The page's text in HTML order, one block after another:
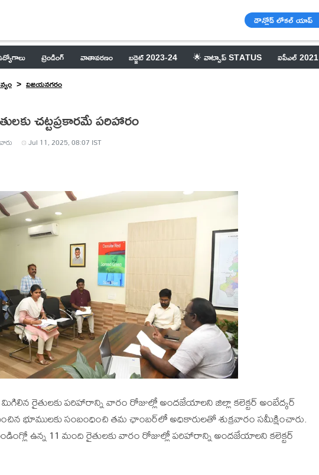
డౌన్లోడ్ లోకల్ యాప్
ట్రెండింగ్ వాతావరణం బడ్జెట్ 2023-24 🌟 వాట్సాప్ STATUS ఐపీఎల్ 2021
విజయనగరం
చ‌ట్ట‌ప్ర‌కార‌మే ప‌రిహారం
Jul 11, 2025, 08:07 IST
రైతుల‌కు ప‌రిహారాన్ని వారం రోజుల్లో అందజేయాల‌ని జిల్లా క‌లెక్ట‌ర్ అంబేద్క‌ర్
భూముల‌కు సంబంధించి త‌మ ఛాంబ‌ర్‌లో అధికారుల‌తో శుక్ర‌వారం స‌మీక్షించారు.
ఉన్న 11 మంది రైతులకు వారం రోజుల్లో ప‌రిహారాన్ని అంద‌జేయాల‌ని క‌లెక్ట‌ర్‌